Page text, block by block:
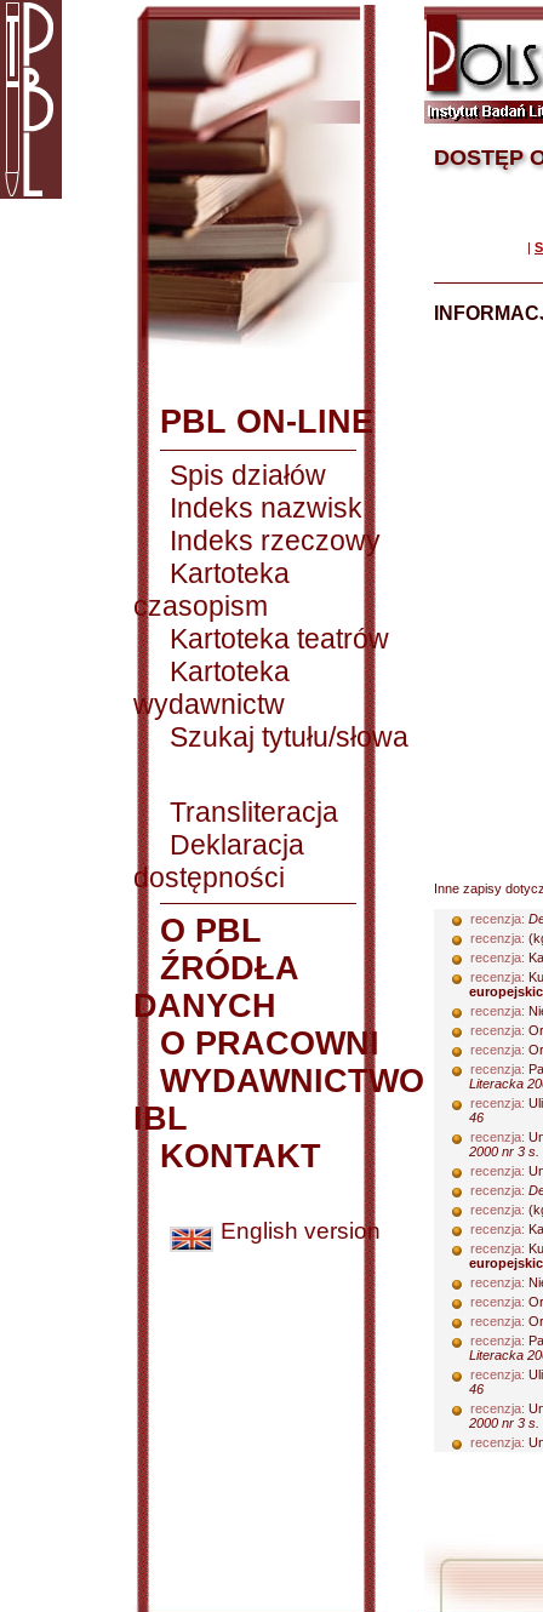
PBL ON-LINE
Spis działów
Indeks nazwisk
Indeks rzeczowy
Kartoteka
czasopism
Kartoteka teatrów
Kartoteka
wydawnictw
Szukaj tytułu/słowa
Transliteracja
Deklaracja
dostępności
O PBL
ŹRÓDŁA
DANYCH
O PRACOWNI
WYDAWNICTWO
IBL
KONTAKT
English version
DOSTĘP
|
Inne zapisy
recenzja:
recenzja:
recenzja:
recenzja:
recenzja:
recenzja:
recenzja:
recenzja:
Literacka
recenzja:
46
recenzja:
2000 nr 3 s.
recenzja:
recenzja:
recenzja:
recenzja:
recenzja:
recenzja:
recenzja:
recenzja:
recenzja:
Literacka
recenzja:
46
recenzja:
2000 nr 3 s.
recenzja: